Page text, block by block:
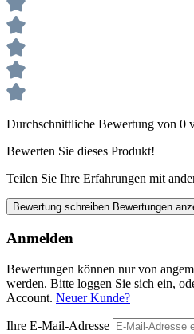
Durchschnittliche Bewertung von 0
Bewerten Sie dieses Produkt!
Teilen Sie Ihre Erfahrungen mit
Bewertung schreiben Bewertungen
Anmelden
Bewertungen können nur von
werden. Bitte loggen Sie sich ein,
Account. Neuer Kunde?
Ihre E-Mail-Adresse